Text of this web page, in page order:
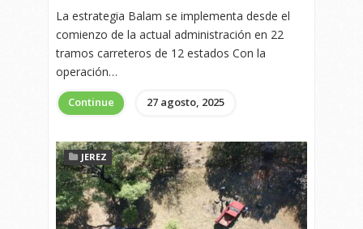
La estrategia Balam se implementa desde el
comienzo de la actual administración en 22
tramos carreteros de 12 estados Con la
operación…
Continue 27 agosto, 2025
JEREZ